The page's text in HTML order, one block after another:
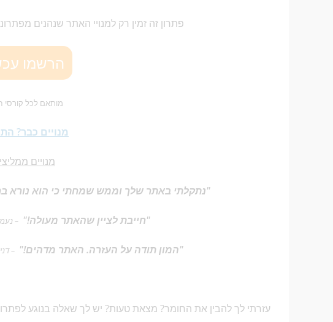
פתרון זה זמין רק למנויי האתר שנהנים מ
הרשמו
מותאם לכל קורסי
מנויים כבר?
מנויים
"נתקלתי באתר שלך וממש שמחתי כי הוא נורא
"חייבת לציין שהאתר מעולה!" –
"המון תודה על העזרה. האתר מדהים!" –
עזרתי לך להבין את החומר? מצאת טעות? יש לך שאלה בנוגע